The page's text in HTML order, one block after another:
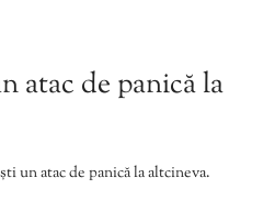
atac de panică la
un atac de panică la altcineva.